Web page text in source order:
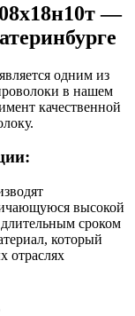
—
одним из
в нашем
качественной
высокой
сроком
который
отраслях